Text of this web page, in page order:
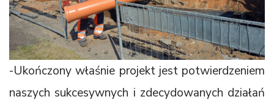
-Ukończony właśnie projekt jest potwierdzeniem
naszych sukcesywnych i zdecydowanych działań